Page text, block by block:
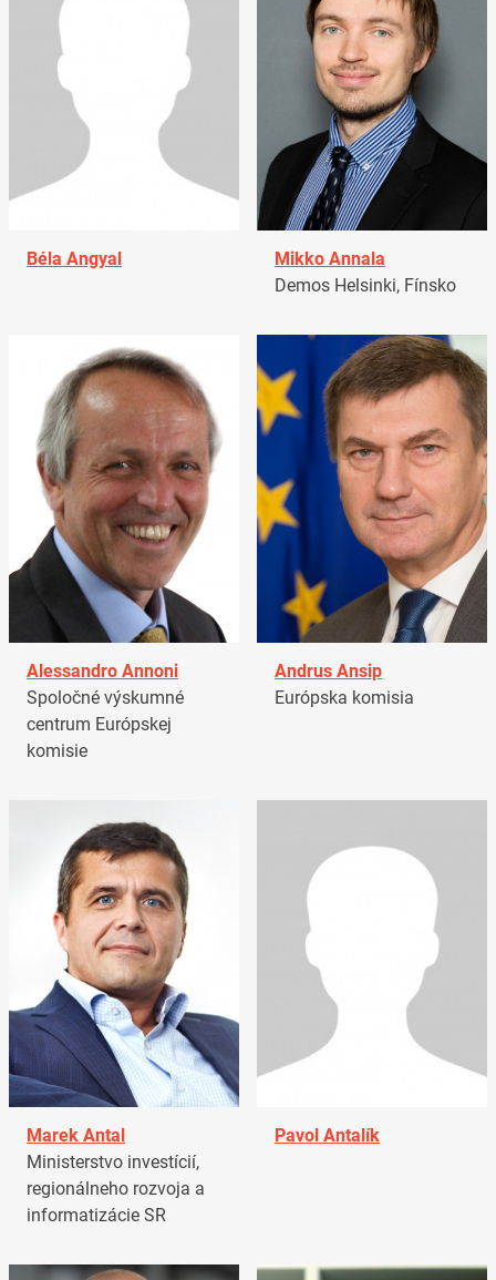
Béla Angyal
Mikko Annala
Demos Helsinki, Fínsko
Alessandro Annoni
Spoločné výskumné
centrum Európskej
komisie
Andrus Ansip
Európska komisia
Marek Antal
Ministerstvo investícií,
regionálneho rozvoja a
informatizácie SR
Pavol Antalík